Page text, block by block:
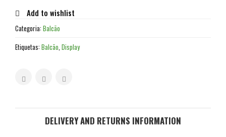
Add to wishlist
Categoria: Balcão
Etiquetas: Balcão Display
DELIVERY AND RETURNS INFORMATION